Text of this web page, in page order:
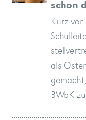
schon
Kurz vor
als
BWbK